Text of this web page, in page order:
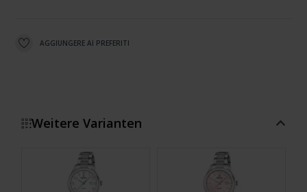
AGGIUNGERE AI PREFERITI
Weitere Varianten